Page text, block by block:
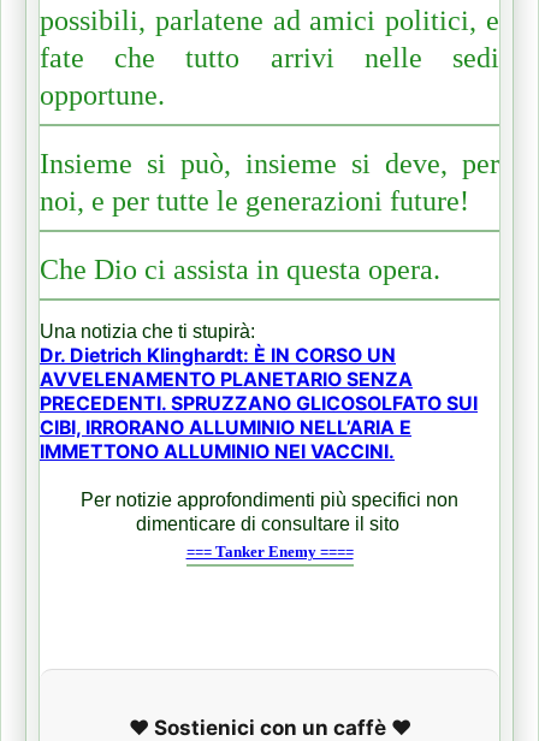
possibili, parlatene ad amici politici, e
fate che tutto arrivi nelle sedi
opportune.
Insieme si può, insieme si deve, per
noi, e per tutte le generazioni future!
Che Dio ci assista in questa opera.
Una notizia che ti stupirà:
Dr. Dietrich Klinghardt: È IN CORSO UN
AVVELENAMENTO PLANETARIO SENZA
PRECEDENTI. SPRUZZANO GLICOSOLFATO SUI
CIBI, IRRORANO ALLUMINIO NELL’ARIA E
IMMETTONO ALLUMINIO NEI VACCINI.
Per notizie approfondimenti più specifici non
dimenticare di consultare il sito
=== Tanker Enemy ====
❤️ Sostienici con un caffè ❤️